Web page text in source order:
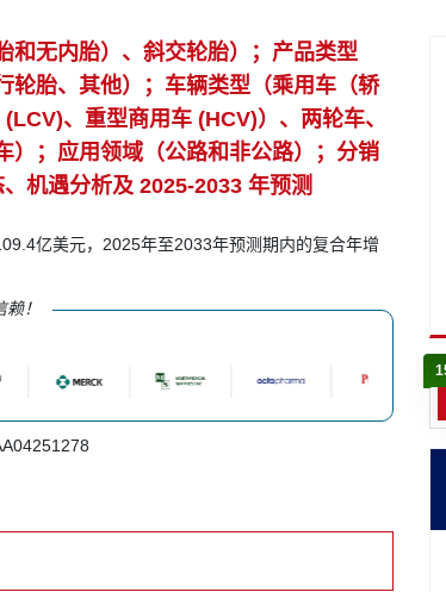
和无内胎）、斜交轮胎）；产品类型
轮胎、其他）；车辆类型（乘用车（轿
、重型商用车 (HCV)）、两轮车、
）；应用领域（公路和非公路）；分销
机遇分析及 2025-2033 年预测
亿美元，2025年至2033年预测期内的复合年增
！